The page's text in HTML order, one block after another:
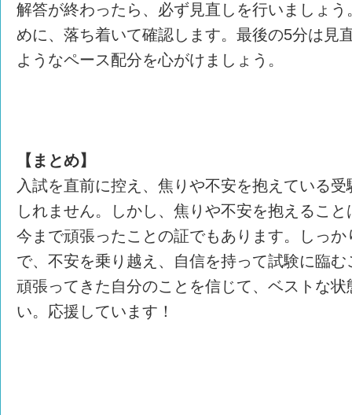
解答が終わったら、必ず見直しを行いましょ
めに、落ち着いて確認します。最後の5分は見
ようなペース配分を心がけましょう。
【まとめ】
入試を直前に控え、焦りや不安を抱えている
しれません。しかし、焦りや不安を抱えるこ
今まで頑張ったことの証でもあります。しっ
で、不安を乗り越え、自信を持って試験に臨
頑張ってきた自分のことを信じて、ベストな
い。応援しています！